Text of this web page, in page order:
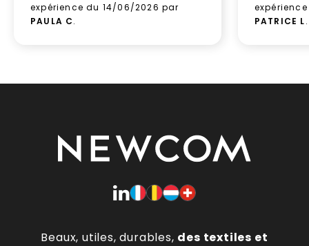
expérience du 14/06/2026 par
PAULA C.
PATRICE L.
Beaux, utiles, durables, des textiles et